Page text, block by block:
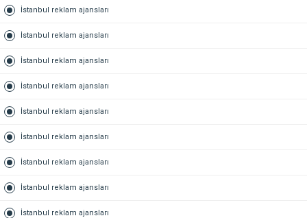
İstanbul reklam ajansları
İstanbul reklam ajansları
İstanbul reklam ajansları
İstanbul reklam ajansları
İstanbul reklam ajansları
İstanbul reklam ajansları
İstanbul reklam ajansları
İstanbul reklam ajansları
İstanbul reklam ajansları